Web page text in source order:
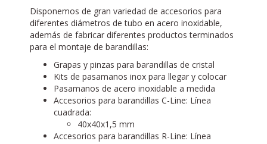
Disponemos de gran variedad de accesorios para
diferentes diámetros de tubo en acero inoxidable,
además de fabricar diferentes productos terminados
para el montaje de barandillas:
Grapas y pinzas para barandillas de cristal
Kits de pasamanos inox para llegar y colocar
Pasamanos de acero inoxidable a medida
Accesorios para barandillas C-Line: Línea
cuadrada:
40x40x1,5 mm
Accesorios para barandillas R-Line: Línea